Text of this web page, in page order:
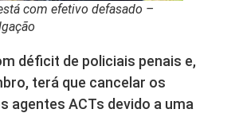
com efetivo defasado –
déficit de policiais penais e,
terá que cancelar os
agentes ACTs devido a uma